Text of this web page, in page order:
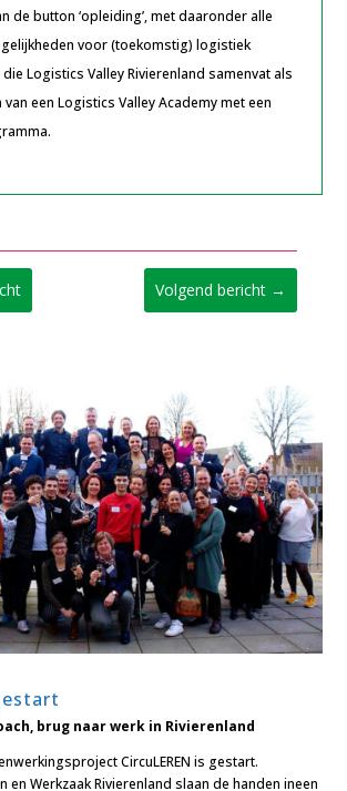
de button ‘opleiding’, met daaronder alle
voor (toekomstig) logistiek
Logistics Valley Rivierenland samenvat als
een Logistics Valley Academy met een
Volgend bericht →
brug naar werk in Rivierenland
CircuLEREN is gestart.
en Werkzaak Rivierenland slaan de handen ineen